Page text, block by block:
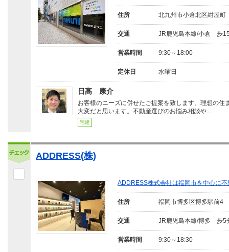
住所 北九州市小倉北区紺屋町
交通 JR鹿児島本線/小倉 歩
営業時間 9:30～18:00
定休日 水曜日
日髙 康介
お客様のニーズに併せたご提案を致します。理想の住
大変だと思います。不動産選びのお悩み相談や…
宅建
ADDRESS(株)
ADDRESS株式会社は福岡市を中心に
住所 福岡市博多区博多駅前4
交通 JR鹿児島本線/博多 歩5
営業時間 9:30～18:30